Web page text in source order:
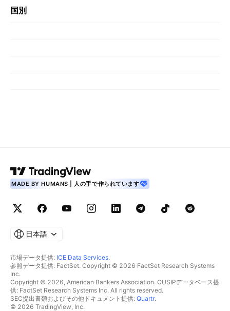
国別
MADE BY HUMANS | 人の手で作られています
日本語
市場データ提供: ICE Data Services.
参照データ提供: FactSet. Copyright © 2026 FactSet Research Systems
Inc.
Copyright © 2026, American Bankers Association. CUSIPデータベース提
供: FactSet Research Systems Inc. All rights reserved.
SEC提出書類およびその他ドキュメント提供: Quartr.
© 2026 TradingView, Inc.